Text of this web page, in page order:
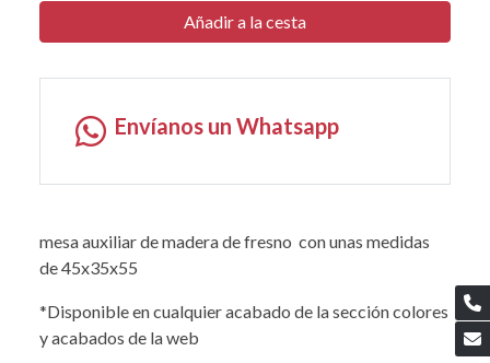
Añadir a la cesta
Envíanos un Whatsapp
mesa auxiliar de madera de fresno con unas medidas
de 45x35x55
*Disponible en cualquier acabado de la sección colores
y acabados de la web